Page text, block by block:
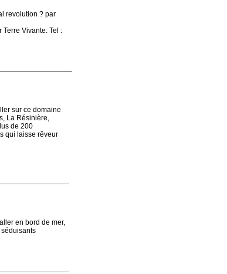
revolution ? par
Terre Vivante. Tel :
sur ce domaine
La Résinière,
de 200
qui laisse rêveur
en bord de mer,